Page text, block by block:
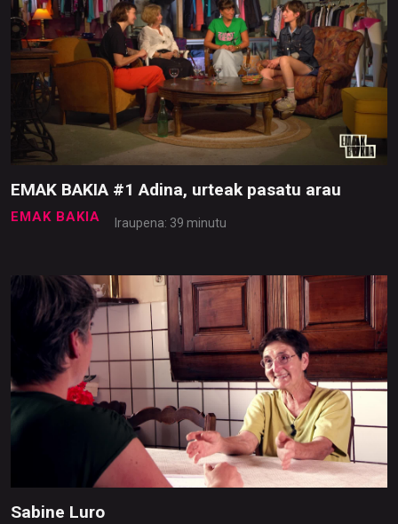
EMAK BAKIA #1 Adina, urteak pasatu arau
EMAK BAKIA Iraupena: 39 minutu
Sabine Luro